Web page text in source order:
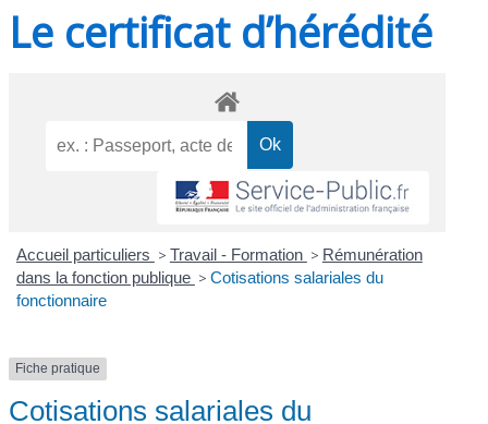
Le certificat d’hérédité
Accueil particuliers > Travail - Formation > Rémunération
dans la fonction publique > Cotisations salariales du
fonctionnaire
Fiche pratique
Cotisations salariales du